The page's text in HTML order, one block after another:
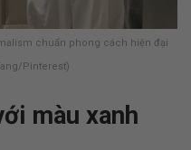
chuẩn phong cách hiện đại
Pinterest)
màu xanh